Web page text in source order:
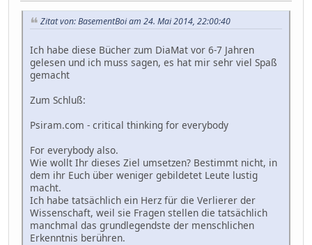
Zitat von: BasementBoi am 24. Mai 2014, 22:00:40
Ich habe diese Bücher zum DiaMat vor 6-7 Jahren
gelesen und ich muss sagen, es hat mir sehr viel Spaß
gemacht
Zum Schluß:
Psiram.com - critical thinking for everybody
For everybody also.
Wie wollt Ihr dieses Ziel umsetzen? Bestimmt nicht, in
dem ihr Euch über weniger gebildetet Leute lustig
macht.
Ich habe tatsächlich ein Herz für die Verlierer der
Wissenschaft, weil sie Fragen stellen die tatsächlich
manchmal das grundlegendste der menschlichen
Erkenntnis berühren.